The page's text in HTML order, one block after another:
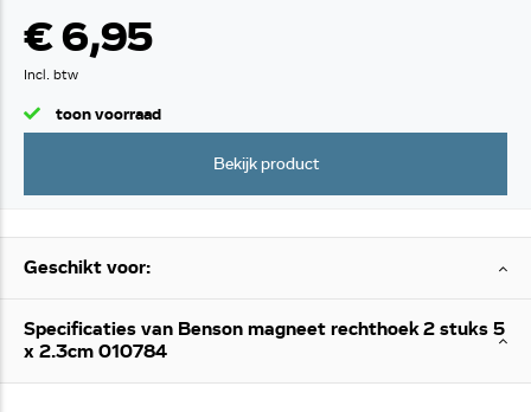
€ 6,95
Incl. btw
toon voorraad
Bekijk product
Geschikt voor:
Specificaties van Benson magneet rechthoek 2 stuks 5
x 2.3cm 010784